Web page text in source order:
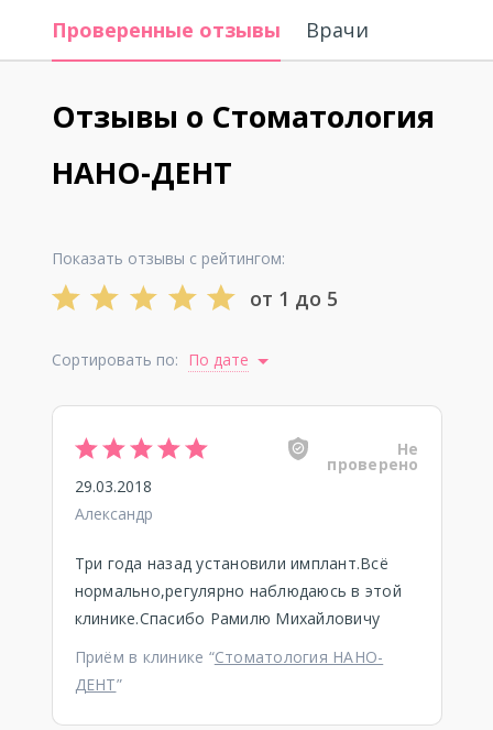
Проверенные отзывы Врачи
Отзывы о Стоматология
НАНО-ДЕНТ
Показать отзывы с рейтингом:
от 1 до 5
Сортировать по: По дате
Не
проверено
29.03.2018
Александр
Три года назад установили имплант.Всё
нормально,регулярно наблюдаюсь в этой
клинике.Спасибо Рамилю Михайловичу
Приём в клинике “Стоматология НАНО-
ДЕНТ”